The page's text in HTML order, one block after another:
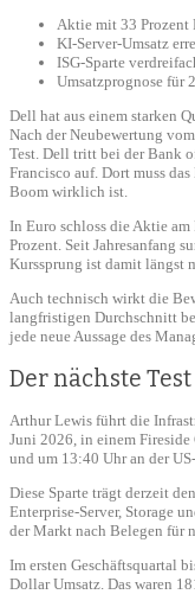
Aktie mit 33 Prozent
KI-Server-Umsatz
ISG-Sparte
Umsatzprognose für
Dell hat aus einem starken
Nach der Neubewertung
Test. Dell tritt bei der Bank
Francisco auf. Dort muss
Boom wirklich ist.
In Euro schloss die Aktie
Prozent. Seit Jahresanfang
Kurssprung ist damit längst
Auch technisch wirkt die
langfristigen Durchschnitt
jede neue Aussage des
Der nächste
Arthur Lewis führt die
Juni 2026, in einem
und um 13:40 Uhr an der
Diese Sparte trägt derzeit
Enterprise-Server, Storage
der Markt nach Belegen für
Im ersten Geschäftsquartal
Dollar Umsatz. Das waren